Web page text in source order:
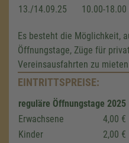
13./14.09.25
10.00-18.00
Es besteht die Möglichkeit,
Öffnungstage, Züge für
Vereinsausfahrten zu
EINTRITTSPREISE:
reguläre Öffnungstage 2025
Erwachsene
4,00 €
Kinder
2,00 €